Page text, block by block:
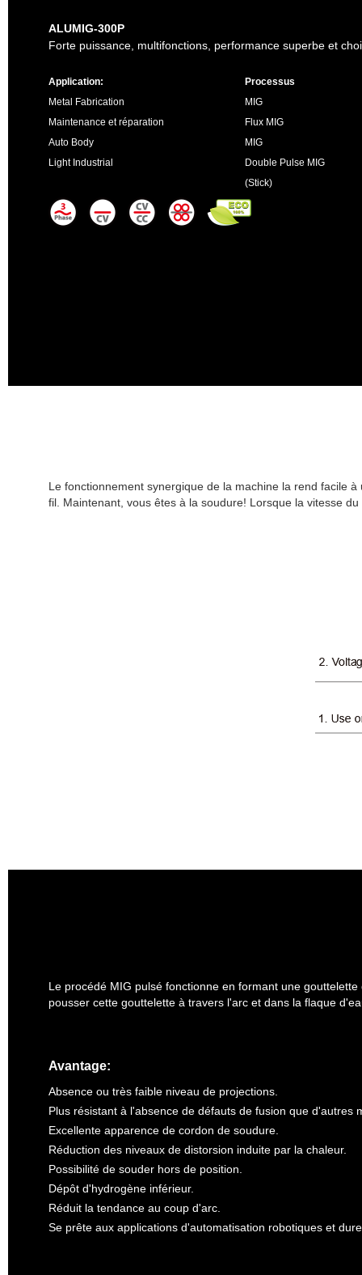
ALUMIG-300P
Forte puissance, multifonctions, performance superbe et
Application:
Metal Fabrication
Maintenance et réparation
Auto Body
Light Industrial
Processus
MIG
Flux MIG
MIG
Double Pulse MIG
(Stick)
Le fonctionnement synergique de la machine la rend facile
fil. Maintenant, vous êtes à la soudure! Lorsque la vitesse
Le procédé MIG pulsé fonctionne en formant une
pousser cette gouttelette à travers l'arc et dans la flaque
Avantage:
Absence ou très faible niveau de projections.
Plus résistant à l'absence de défauts de fusion que d'autres
Excellente apparence de cordon de soudure.
Réduction des niveaux de distorsion induite par la chaleur.
Possibilité de souder hors de position.
Dépôt d'hydrogène inférieur.
Réduit la tendance au coup d'arc.
Se prête aux applications d'automatisation robotiques et